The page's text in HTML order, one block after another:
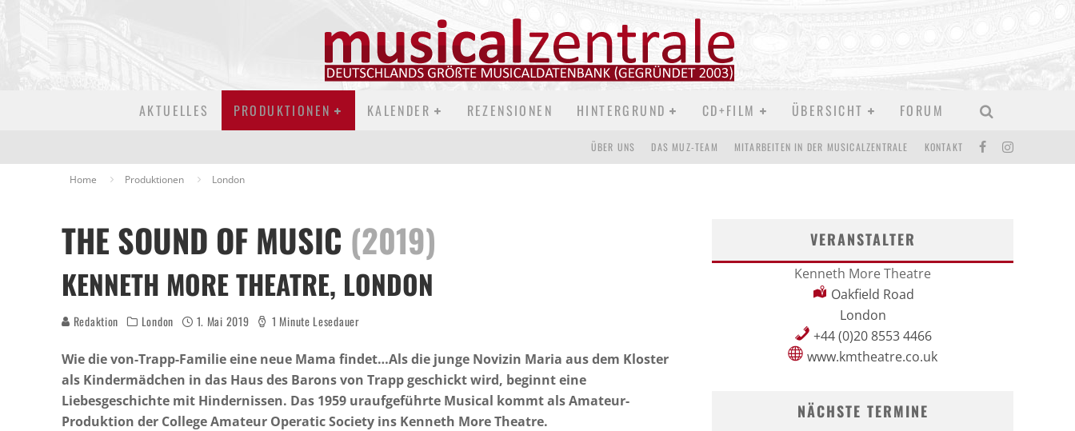
AKTUELLES PRODUKTIONEN KALENDER REZENSIONEN HINTERGRUND CD+FILM ÜBERSICHT FORUM
ÜBER UNS DAS MUZ-TEAM MITARBEITEN IN DER MUSICALZENTRALE KONTAKT
Home Produktionen London
THE SOUND OF MUSIC (2019)
KENNETH MORE THEATRE, LONDON
Redaktion London 1. Mai 2019 1 Minute Lesedauer
Wie die von-Trapp-Familie eine neue Mama findet…Als die junge Novizin Maria aus dem Kloster
als Kindermädchen in das Haus des Barons von Trapp geschickt wird, beginnt eine
Liebesgeschichte mit Hindernissen. Das 1959 uraufgeführte Musical kommt als Amateur-
Produktion der College Amateur Operatic Society ins Kenneth More Theatre.
VERANSTALTER
Kenneth More Theatre
Oakfield Road
London
+44 (0)20 8553 4466
www.kmtheatre.co.uk
NÄCHSTE TERMINE